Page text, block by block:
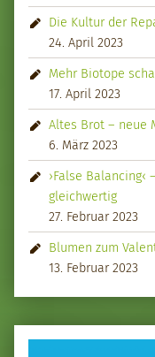
Die Kultur der
24. April 2023
Mehr Biotope
17. April 2023
Altes Brot – neue
6. März 2023
›False
gleichwertig
27. Februar 2023
Blumen zum
13. Februar 2023